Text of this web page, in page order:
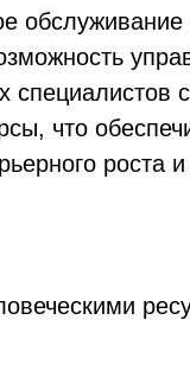
специалистов
что
роста